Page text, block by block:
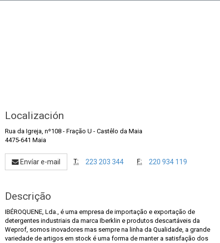
Localización
Rua da Igreja, nº108 - Fração U - Castêlo da Maia
4475-641 Maia
Envíar e-mail T: 223 203 344 F: 220 934 119
Descrição
IBÉROQUENE, Lda., é uma empresa de importação e exportação de
detergentes industriais da marca Iberklin e produtos descartáveis da
Weprof, somos inovadores mas sempre na linha da Qualidade, a grande
variedade de artigos em stock é uma forma de manter a satisfação dos